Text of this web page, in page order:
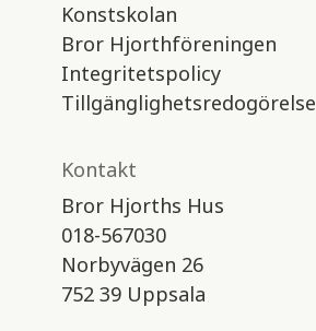
Konstskolan
Bror Hjorthföreningen
Integritetspolicy
Tillgänglighetsredogörelse
Kontakt
Bror Hjorths Hus
018-567030
Norbyvägen 26
752 39 Uppsala